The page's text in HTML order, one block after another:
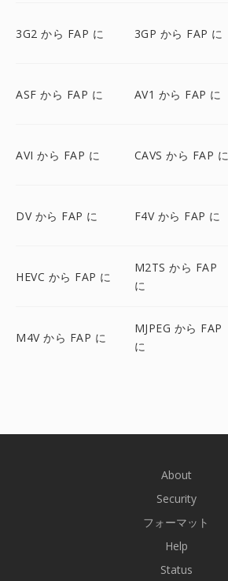
3G2 から FAP に 3GP から FAP に
ASF から FAP に AV1 から FAP に
AVI から FAP に CAVS から FAP に
DV から FAP に F4V から FAP に
HEVC から FAP に
M2TS から FAP
に
M4V から FAP に
MJPEG から FAP
に
About
Security
フォーマット
Help
Status